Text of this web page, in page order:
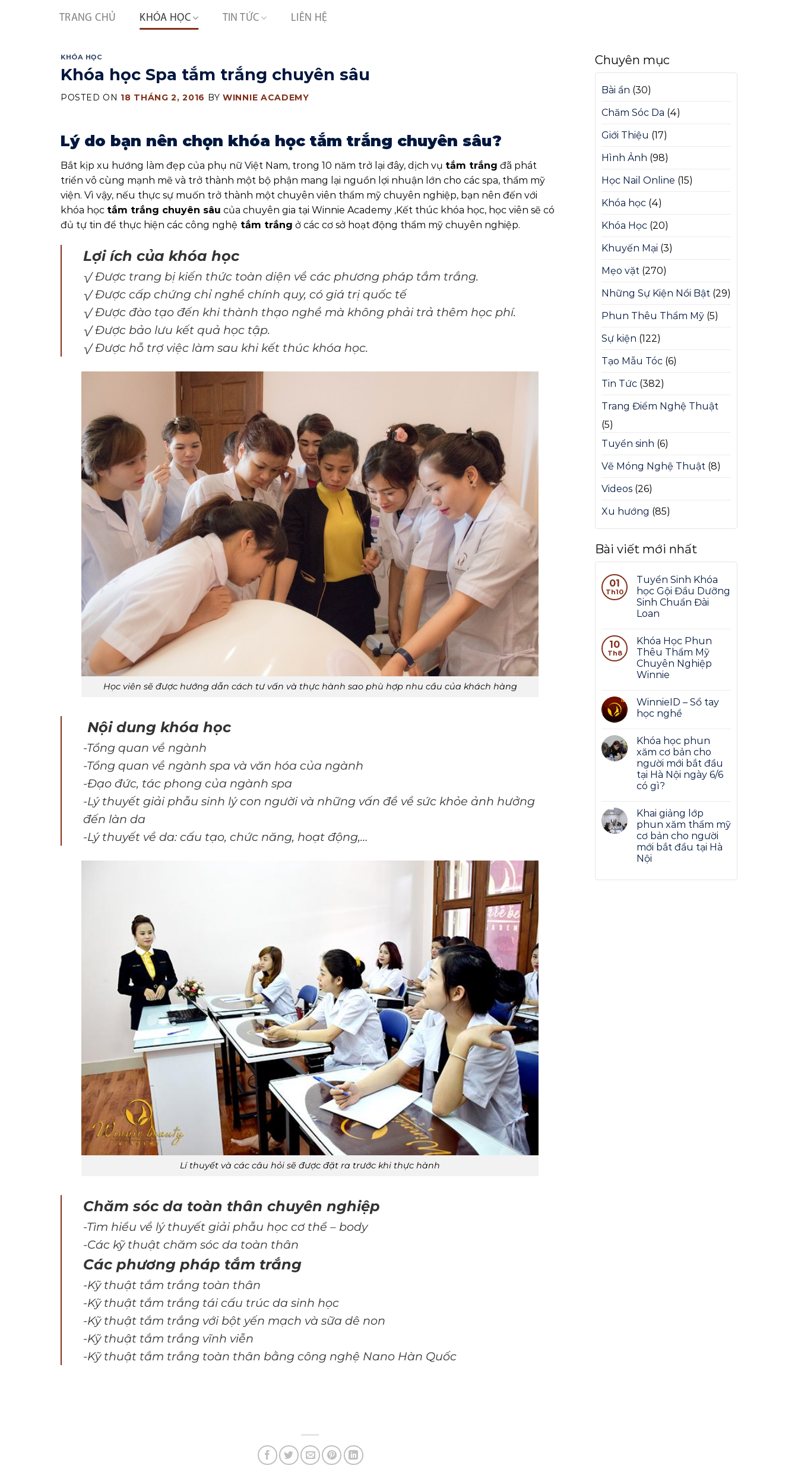
TRANG CHỦ KHÓA HỌC TIN TỨC LIÊN HỆ
KHÓA HỌC
Khóa học Spa tắm trắng chuyên sâu
POSTED ON 18 THÁNG 2, 2016 BYWINNIE ACADEMY
Lý do bạn nên chọn khóa học tắm trắng chuyên sâu?
Bắt kịp xu hướng làm đẹp của phụ nữ Việt Nam, trong 10 năm trở lại đây, dịch vụ tắm trắng đã phát
triển vô cùng mạnh mẽ và trở thành một bộ phận mang lại nguồn lợi nhuận lớn cho các spa, thẩm mỹ
viện. Vì vậy, nếu thực sự muốn trở thành một chuyên viên thẩm mỹ chuyên nghiệp, bạn nên đến với
khóa học tắm trắng chuyên sâu của chuyên gia tại Winnie Academy ,Kết thúc khóa học, học viên sẽ có
đủ tự tin để thực hiện các công nghệ tắm trắng ở các cơ sở hoạt động thẩm mỹ chuyên nghiệp.
Lợi ích của khóa học
√ Được trang bị kiến thức toàn diện về các phương pháp tắm trắng.
√ Được cấp chứng chỉ nghề chính quy, có giá trị quốc tế
√ Được đào tạo đến khi thành thạo nghề mà không phải trả thêm học phí.
√ Được bảo lưu kết quả học tập.
√ Được hỗ trợ việc làm sau khi kết thúc khóa học.
Học viên sẽ được hướng dẫn cách tư vấn và thực hành sao phù hợp nhu cầu của khách hàng
Nội dung khóa học
-Tổng quan về ngành
-Tổng quan về ngành spa và văn hóa của ngành
-Đạo đức, tác phong của ngành spa
-Lý thuyết giải phẫu sinh lý con người và những vấn đề về sức khỏe ảnh hưởng
đến làn da
-Lý thuyết về da: cấu tạo, chức năng, hoạt động,…
Lí thuyết và các câu hỏi sẽ được đặt ra trước khi thực hành
Chăm sóc da toàn thân chuyên nghiệp
-Tìm hiểu về lý thuyết giải phẫu học cơ thể – body
-Các kỹ thuật chăm sóc da toàn thân
Các phương pháp tắm trắng
-Kỹ thuật tắm trắng toàn thân
-Kỹ thuật tắm trắng tái cấu trúc da sinh học
-Kỹ thuật tắm trắng với bột yến mạch và sữa dê non
-Kỹ thuật tắm trắng vĩnh viễn
-Kỹ thuật tắm trắng toàn thân bằng công nghệ Nano Hàn Quốc
Chuyên mục
Bài ẩn (30)
Chăm Sóc Da (4)
Giới Thiệu (17)
Hình Ảnh (98)
Học Nail Online (15)
Khóa học (4)
Khóa Học (20)
Khuyến Mại (3)
Mẹo vặt (270)
Những Sự Kiện Nổi Bật (29)
Phun Thêu Thẩm Mỹ (5)
Sự kiện (122)
Tạo Mẫu Tóc (6)
Tin Tức (382)
Trang Điểm Nghệ Thuật
(5)
Tuyển sinh (6)
Vẽ Móng Nghệ Thuật (8)
Videos (26)
Xu hướng (85)
Bài viết mới nhất
01
Th10
Tuyển Sinh Khóa
học Gội Đầu Dưỡng
Sinh Chuẩn Đài
Loan
10
Th8
Khóa Học Phun
Thêu Thẩm Mỹ
Chuyên Nghiệp
Winnie
WinnieID – Sổ tay
học nghề
Khóa học phun
xăm cơ bản cho
người mới bắt đầu
tại Hà Nội ngày 6/6
có gì?
Khai giảng lớp
phun xăm thẩm mỹ
cơ bản cho người
mới bắt đầu tại Hà
Nội